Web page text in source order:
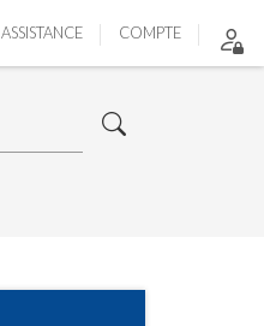
ASSISTANCE COMPTE